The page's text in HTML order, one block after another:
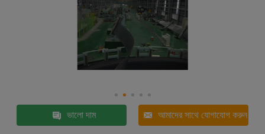
ভালো দাম আমাদের সাথে যোগাযোগ করুন